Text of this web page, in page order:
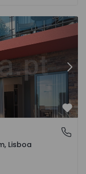
Lisboa
Lisboa